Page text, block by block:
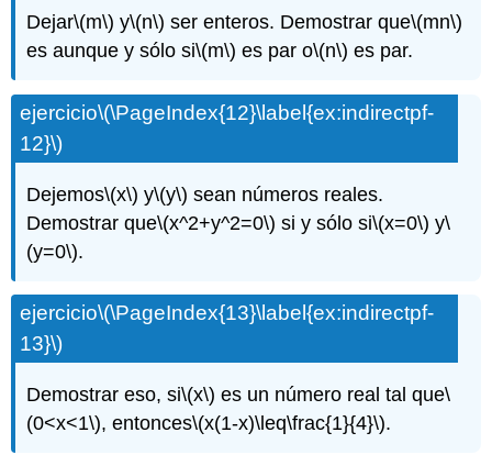
Dejar\(m\) y\(n\) ser enteros. Demostrar que\(mn\)
es aunque y sólo si\(m\) es par o\(n\) es par.
ejercicio\(\PageIndex{12}\label{ex:indirectpf-
12}\)
Dejemos\(x\) y\(y\) sean números reales.
Demostrar que\(x^2+y^2=0\) si y sólo si\(x=0\) y\
(y=0\).
ejercicio\(\PageIndex{13}\label{ex:indirectpf-
13}\)
Demostrar eso, si\(x\) es un número real tal que\
(0<x<1\), entonces\(x(1-x)\leq\frac{1}{4}\).